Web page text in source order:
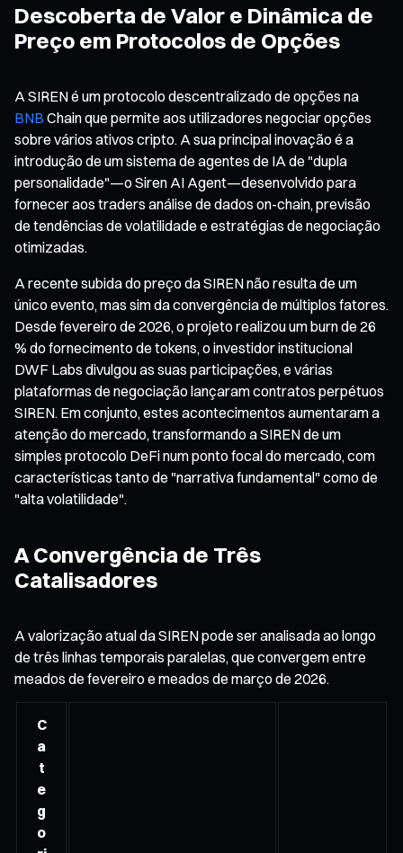
Descoberta de Valor e Dinâmica de
Preço em Protocolos de Opções
A SIREN é um protocolo descentralizado de opções na
BNB Chain que permite aos utilizadores negociar opções
sobre vários ativos cripto. A sua principal inovação é a
introdução de um sistema de agentes de IA de "dupla
personalidade"—o Siren AI Agent—desenvolvido para
fornecer aos traders análise de dados on-chain, previsão
de tendências de volatilidade e estratégias de negociação
otimizadas.
A recente subida do preço da SIREN não resulta de um
único evento, mas sim da convergência de múltiplos fatores.
Desde fevereiro de 2026, o projeto realizou um burn de 26
% do fornecimento de tokens, o investidor institucional
DWF Labs divulgou as suas participações, e várias
plataformas de negociação lançaram contratos perpétuos
SIREN. Em conjunto, estes acontecimentos aumentaram a
atenção do mercado, transformando a SIREN de um
simples protocolo DeFi num ponto focal do mercado, com
características tanto de "narrativa fundamental" como de
"alta volatilidade".
A Convergência de Três
Catalisadores
A valorização atual da SIREN pode ser analisada ao longo
de três linhas temporais paralelas, que convergem entre
meados de fevereiro e meados de março de 2026.
C
a
t
e
g
o